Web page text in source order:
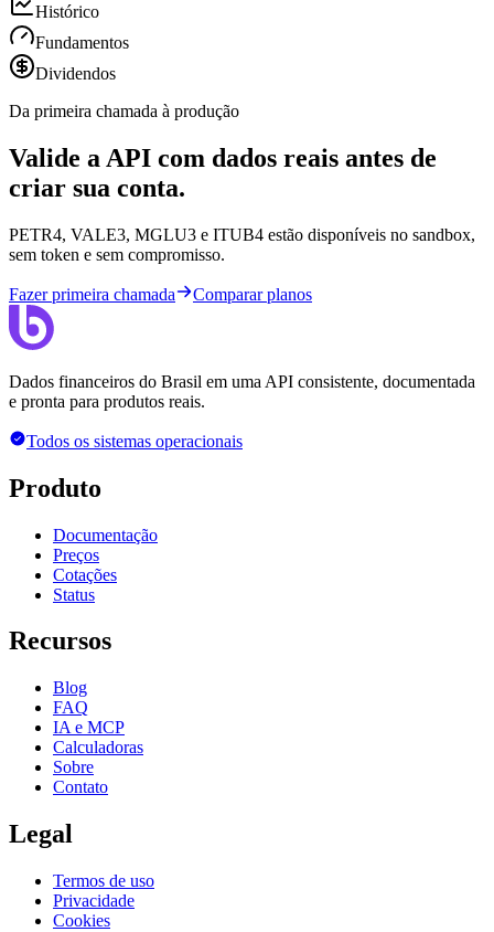
Histórico
Fundamentos
Dividendos
Da primeira chamada à produção
Valide a API com dados reais antes de
criar sua conta.
PETR4, VALE3, MGLU3 e ITUB4 estão disponíveis no sandbox,
sem token e sem compromisso.
Fazer primeira chamada Comparar planos
Dados financeiros do Brasil em uma API consistente, documentada
e pronta para produtos reais.
Todos os sistemas operacionais
Produto
Documentação
Preços
Cotações
Status
Recursos
Blog
FAQ
IA e MCP
Calculadoras
Sobre
Contato
Legal
Termos de uso
Privacidade
Cookies